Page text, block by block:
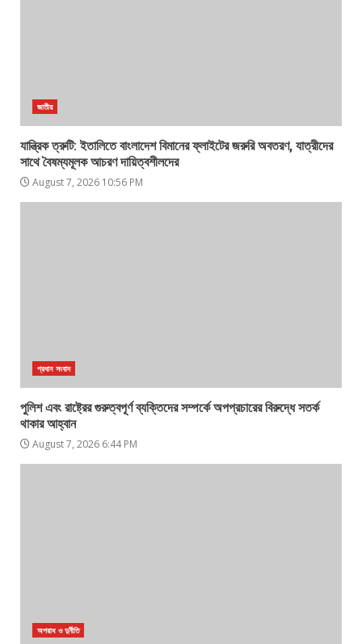
জাতীয়
যান্ত্রিক ত্রুটি: ইতালিতে বাংলাদেশ বিমানের ফ্লাইটের জরুরি অবতরণ, যাত্রীদের
সাথে বৈষম্যমূলক আচরণ দায়িত্বশীলদের
August 7, 2026 10:56 PM
প্রধান সংবাদ
পুলিশ এবং রাষ্ট্রের গুরুত্বপূর্ণ ব্যক্তিদের সম্পর্কে অপপ্রচারের বিরুদ্ধে সতর্ক
থাকার আহ্বান
August 7, 2026 6:44 PM
অপরাধ ও দুর্নীতি